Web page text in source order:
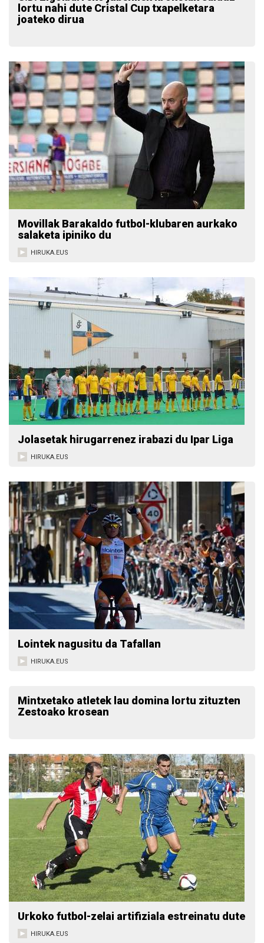
lortu nahi dute Cristal Cup txapelketara
joateko dirua
Movillak Barakaldo futbol-klubaren aurkako
salaketa ipiniko du
HIRUKA.EUS
Jolasetak hirugarrenez irabazi du Ipar Liga
HIRUKA.EUS
Lointek nagusitu da Tafallan
HIRUKA.EUS
Mintxetako atletek lau domina lortu zituzten
Zestoako krosean
Urkoko futbol-zelai artifiziala estreinatu dute
HIRUKA.EUS